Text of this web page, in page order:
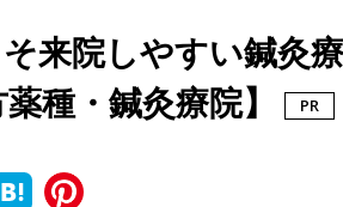
来院しやすい鍼灸
種・鍼灸療院】